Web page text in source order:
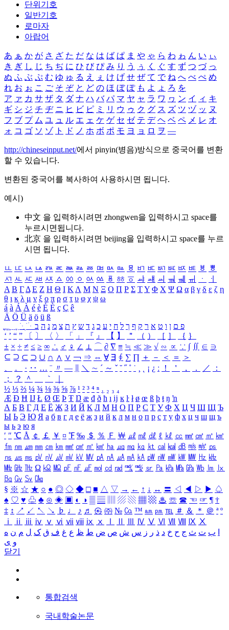
단위기호
일반기호
로마자
아랍어
あ ぁ か が さ ざ た だ な は ば ぱ ま や ゃ ら わ ゎ ん い ぃ
き ぎ し じ ち ぢ に ひ び ぴ み り う ぅ く ぐ す ず つ づ っ
ぬ ふ ぶ ぷ む ゆ ゅ る え ぇ け げ せ ぜ て で ね へ べ ぺ め
れ お ぉ こ ご そ ぞ と ど の ほ ぼ ぽ も よ ょ ろ を
ア ァ カ サ ザ タ ダ ナ ハ バ パ マ ヤ ャ ラ ワ ヮ ン イ ィ キ
ギ シ ジ チ ヂ ニ ヒ ビ ピ ミ リ ウ ゥ ク グ ス ズ ツ ヅ ッ ヌ
フ ブ プ ム ユ ュ ル エ ェ ケ ゲ セ ゼ テ デ ヘ ベ ペ メ レ オ
ォ コ ゴ ソ ゾ ト ド ノ ホ ボ ポ モ ヨ ョ ロ ヲ ―
http://chineseinput.net/에서 pinyin(병음)방식으로 중국어를 변환
할 수 있습니다.
변환된 중국어를 복사하여 사용하시면 됩니다.
예시)
中文 을 입력하시려면 zhongwen을 입력하시고 space를
누르시면됩니다.
北京 을 입력하시려면 beijing을 입력하시고 space를 누르
시면 됩니다.
ㅥ ㅦ ㅧ ㅨ ㅩ ㅪ ㅫ ㅬ ㅭ ㅮ ㅯ ㅰ ㅱ ㅲ ㅳ ㅴ ㅵ ㅶ ㅷ ㅸ
ㅹ
ㅺ ㅻ ㅼ ㅽ ㅾ ㅿ ㆀ ㆁ ㆂ ㆃ ㆄ ㆅ ㆆ ㆇ ㆈ ㆉ ㆊ ㆋ ㆌ ㆍ
ㆎ
Α Β ΓΔ Ε Ζ Η Θ Ι ΚΛ Μ Ν Ξ Ο Π Ρ Σ ΤΥ Φ Χ Ψ Ω α β γ δ ε ζ η
θ ι κ λ μ ν ξ ο π ρ σ τ υ φ χ ψ ω
á à Á À é è É È ç Ç ê
Ä Ö Ü ä ö ü ß
ִֶֹ ֻּ ׁׂ פ ם ן ו ט א ר ק ף ך ל ח י ע כ ג ד ש ץ ת צ מ נ ה ב
‘ ’ “ ” 〔 〕 〈 〉 「 」 『 』 【 】 ＂ （ ） ［ ］ ｛ ｝
± × ÷ ≠ ≤ ≥ ∞ ∴ ♂ ♀ ∠ ⊥ ⌒ ∂ ∇ ≡ ≒ ≪ ≫ √ ∽ ∝ ∵ ∫ ∬ ∈ ∋
⊆ ⊇ ⊂ ⊃ ∪ ∩ ∧ ∨ ￢ ⇒ ⇔ ∀ ∃ ∮ ∑ ∏ ＋ － ＜ ＝
＞
、
。 · ‥ … ¨ 〃 ― ＼ ∼ ´ ～ ˇ ˘ ˝ ˚ ˙ ¸ ¡ ¿ ː ！ ＇ ， ． ／
：
；
？ ＾ ｀
½ ⅓ ⅔ ¼ ¾ ⅛ ⅜ ⅝ ⅞ ¹ ² ³ ⁴ ⁿ ₁ ₂ ₃ ₄
Æ Ð Ħ Ĳ Ł Ø Œ Þ Ŧ Ŋ æ đ ð ħ ı ĳ ĸ ŀ ł ø œ ß þ ŧ ŋ ŉ
А Б В Г Д Е Ё Ж З И Й К Л М Н О П Р С Т У Ф Х Ц Ч Ш Щ Ъ
Ы Ь Э Ю Я а б в г д е ё ж з и й к л м н о п р с т у ф х ц ч ш щ ъ
ы ь э ю я
′ ″ ℃ Å ￠ ￡ ￥ ¤ ℉ ‰ ＄ ％ Ｆ ￦ ㎕ ㎖ ㎗ ℓ ㎘ ㏄ ㎣ ㎤ ㎥ ㎦
㎙ ㎚ ㎛ ㎜ ㎝ ㎞ ㎟ ㎠ ㎡ ㎢ ㏊ ㎍ ㎎ ㎏ ㏏ ㎈ ㎉ ㏈ ㎧ ㎨ ㎰
㎱ ㎲ ㎳ ㎴ ㎵ ㎶ ㎷ ㎸ ㎹ ㎀ ㎁ ㎂ ㎃ ㎄ ㎺ ㎻ ㎽ ㎾ ㎿ ㎐ ㎑
㎒ ㎓ ㎔ Ω ㏀ ㏁ ㎊ ㎋ ㎌ ㏖ ㏅ ㎭ ㎮ ㎯ ㏛ ㎩ ㎪ ㎫ ㎬ ㏝ ㏐
㏓
㏃ ㏉ ㏜ ㏆
§ ※ ☆ ★ ○ ● ◎ ◇ ◆ □ ■ △ ▽ → ← ↑ ↓ ↔ 〓 ◁ ◀ ▷ ▶ ♤
♠ ♡ ♥ ♧ ♣ ⊙ ◈ ▣ ◐ ◑ ▒ ▤ ▨ ▧ ▦ ▩ ♨ ☏ ☎ ☜ ☞ ¶ †
‡ ↕ ↗ ↙ ↖ ↘ ♭ ♩ ♪ ♬ ㉿ ㈜ № ㏇ ™ ㏂ ㏘ ℡ ＃ ＆ ＊ ＠ ª º
ⅰ
ⅱ ⅲ ⅳ ⅴ ⅵ ⅶ ⅷ ⅸ ⅹ Ⅳ Ⅴ Ⅵ Ⅶ Ⅷ Ⅸ Ⅹ
ب ت ث ج ح خ د ذ ر ز س ش ص ض ط ظ ع غ ف ق ک ل م ن ه
و ی
닫기
통합검색
국내학술논문